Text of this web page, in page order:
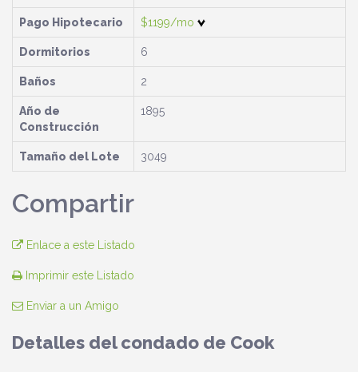
Pago Hipotecario $1199/mo
Dormitorios 6
Baños 2
Año de
Construcción
1895
Tamaño del Lote 3049
Compartir
Enlace a este Listado
Imprimir este Listado
Enviar a un Amigo
Detalles del condado de Cook